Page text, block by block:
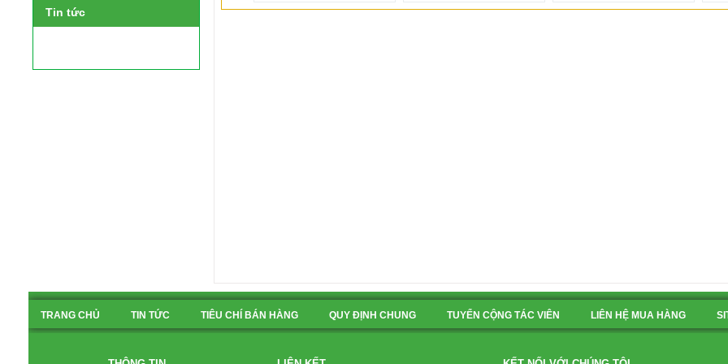
Tin tức
TRANG CHỦ TIN TỨC TIÊU CHÍ BÁN HÀNG QUY ĐỊNH CHUNG TUYỂN CỘNG TÁC VIÊN LIÊN HỆ MUA HÀNG